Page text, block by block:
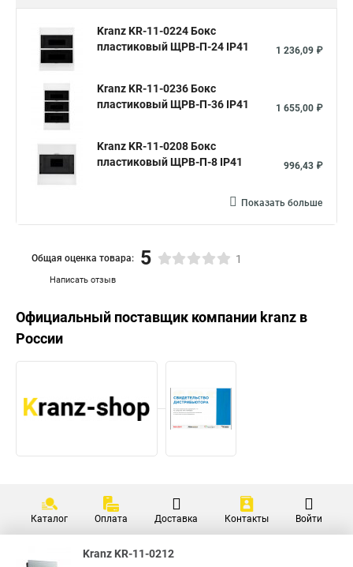
Kranz KR-11-0224 Бокс
пластиковый ЩРВ-П-24 IP41
1 236,09 ₽
Kranz KR-11-0236 Бокс
пластиковый ЩРВ-П-36 IP41
1 655,00 ₽
Kranz KR-11-0208 Бокс
пластиковый ЩРВ-П-8 IP41
996,43 ₽
Показать больше
Написать отзыв
Общая оценка товара: 5 1
Официальный поставщик компании kranz в
России
Каталог Оплата Доставка Контакты Войти
Kranz KR-11-0212